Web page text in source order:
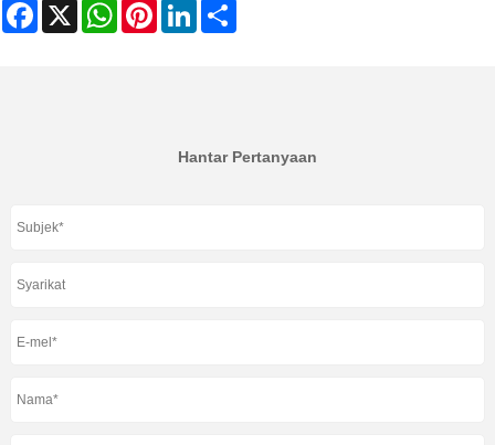
Facebook WhatsAppPinterestLinkedIn
Hantar Pertanyaan